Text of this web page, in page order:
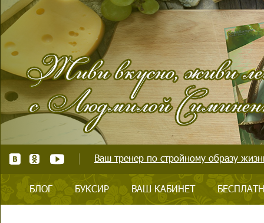
Ваш тренер по стройному образу
БЛОГ БУКСИР ВАШ КАБИНЕТ